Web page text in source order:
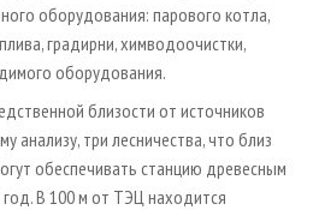
оборудования: парового котла,
градирни, химводоочистки,
оборудования.
близости от источников
анализу, три лесничества, что близ
обеспечивать станцию древесным
год. В 100 м от ТЭЦ находится